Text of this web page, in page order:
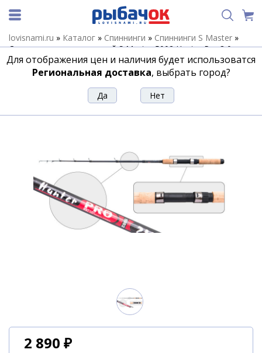
lovisnami.ru » Каталог » Спиннинги » Спиннинги S Master »
Спиннинг телескопический S Master 5002 Hunter Pro 3,0 м
Спиннинг телескопический S Master
5002 Hunter Pro 3,0 м
2 890 ₽
Для отображения цен и наличия будет использоватся
Региональная доставка, выбрать город?